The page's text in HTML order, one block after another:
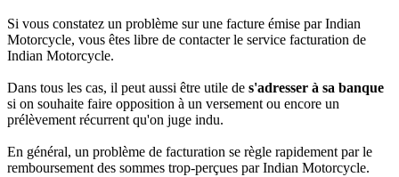
Si vous constatez un problème sur une facture émise par Indian
Motorcycle, vous êtes libre de contacter le service facturation de
Indian Motorcycle.
Dans tous les cas, il peut aussi être utile de s'adresser à sa banque
si on souhaite faire opposition à un versement ou encore un
prélèvement récurrent qu'on juge indu.
En général, un problème de facturation se règle rapidement par le
remboursement des sommes trop-perçues par Indian Motorcycle.